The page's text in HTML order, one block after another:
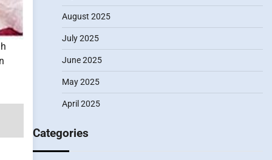
August 2025
July 2025
June 2025
May 2025
April 2025
Categories